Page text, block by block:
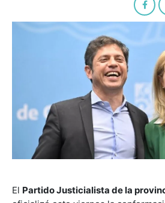
El Partido Justicialista de la